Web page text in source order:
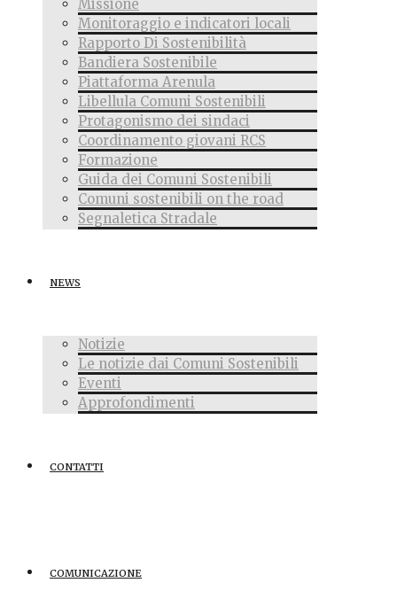
Missione
Monitoraggio e indicatori locali
Rapporto Di Sostenibilità
Bandiera Sostenibile
Piattaforma Arenula
Libellula Comuni Sostenibili
Protagonismo dei sindaci
Coordinamento giovani RCS
Formazione
Guida dei Comuni Sostenibili
Comuni sostenibili on the road
Segnaletica Stradale
NEWS
Notizie
Le notizie dai Comuni Sostenibili
Eventi
Approfondimenti
CONTATTI
COMUNICAZIONE